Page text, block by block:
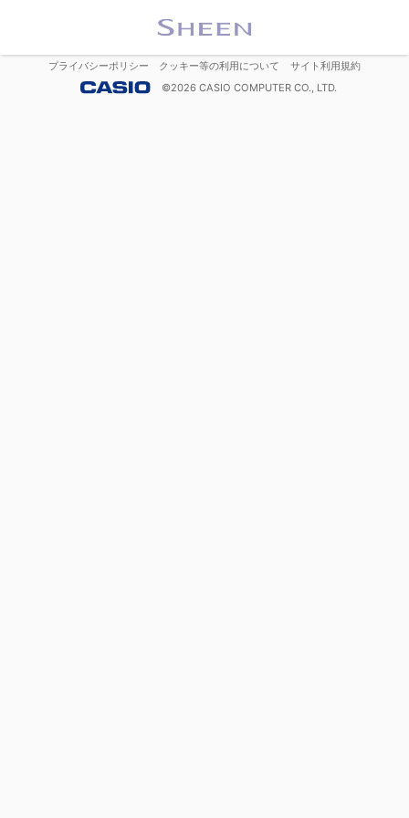
プライバシーポリシー クッキー等の利用について
サイト利用規約
©2026 CASIO COMPUTER CO., LTD.